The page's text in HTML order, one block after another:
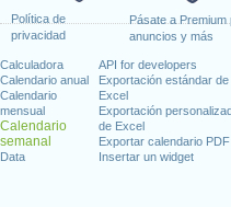
Política de
privacidad
Pásate a Premium
anuncios y más
Calculadora
Calendario anual
Calendario
mensual
Calendario
semanal
Data
API for developers
Exportación estándar de
Excel
Exportación
de Excel
Exportar calendario PDF
Insertar un widget